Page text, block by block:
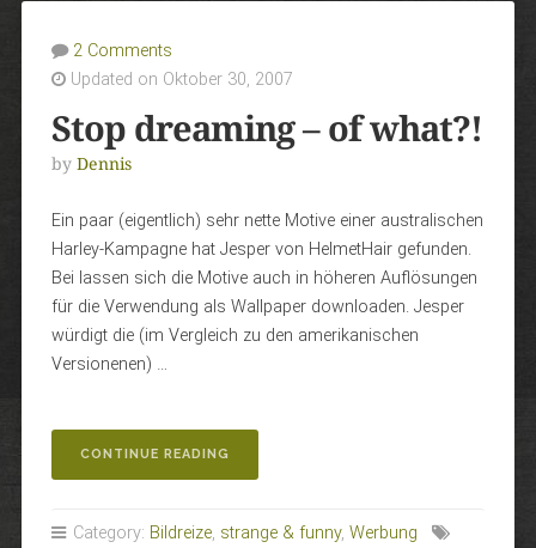
2 Comments
Updated on Oktober 30, 2007
Stop dreaming – of what?!
by Dennis
Ein paar (eigentlich) sehr nette Motive einer australischen
Harley-Kampagne hat Jesper von HelmetHair gefunden.
Bei lassen sich die Motive auch in höheren Auflösungen
für die Verwendung als Wallpaper downloaden. Jesper
würdigt die (im Vergleich zu den amerikanischen
Versionenen) …
CONTINUE READING
DREAMING
WHAT?!“
Category: Bildreize, strange & funny, Werbung